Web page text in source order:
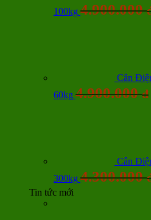
100kg 4.900.000
Cân
60kg 4.900.000đ
Cân
300kg 4.300.000
Tin tức mới